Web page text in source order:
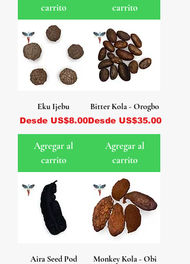
carrito
carrito
Eku Ijebu
Desde US$8.00
Precio de oferta
Agregar al
carrito
Bitter Kola - Orogbo
Desde US$35.00
Precio de oferta
Agregar al
carrito
Aira Seed Pod
Monkey Kola - Obi